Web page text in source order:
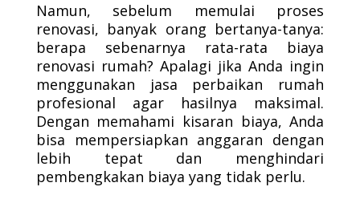
Namun, sebelum memulai proses
renovasi, banyak orang bertanya-tanya:
berapa sebenarnya rata-rata biaya
renovasi rumah? Apalagi jika Anda ingin
menggunakan jasa perbaikan rumah
profesional agar hasilnya maksimal.
Dengan memahami kisaran biaya, Anda
bisa mempersiapkan anggaran dengan
lebih tepat dan menghindari
pembengkakan biaya yang tidak perlu.